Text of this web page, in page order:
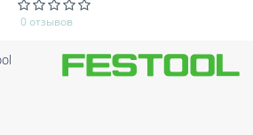
0 отзывов